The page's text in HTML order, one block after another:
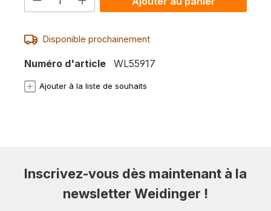
Disponible prochainement
Numéro d'article WL55917
Ajouter à la liste de souhaits
Inscrivez-vous dès maintenant à la
newsletter Weidinger !